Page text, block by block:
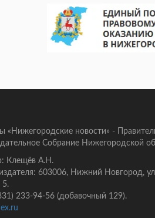
«Нижегородские новости» -
Собрание Нижегородской
Клещёв А.Н.
603006, Нижний Новгород,
5.
233-94-56 (добавочный 129).